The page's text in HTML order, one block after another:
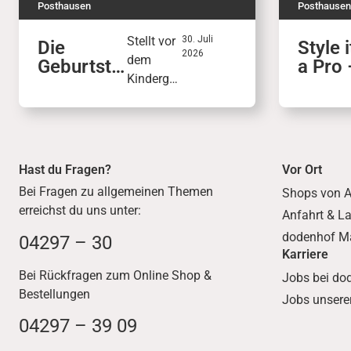
Posthausen
Die
Geburtsta
der
Stellt vor
dem
Kinderge
gskiste
mit
Freunde
30. Juli
2026
Posthausen
Style
a Pro
Hast du Fragen?
Bei Fragen zu allgemeinen Themen
erreichst du uns unter:
04297 – 30
Bei Rückfragen zum Online Shop &
Bestellungen
04297 – 39 09
Vor Ort
Shops von
Anfahrt &
dodenhof
Karriere
Jobs bei
Jobs